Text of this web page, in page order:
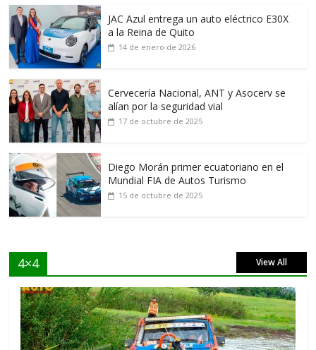
JAC Azul entrega un auto eléctrico E30X
a la Reina de Quito
14 de enero de 2026
Cervecería Nacional, ANT y Asocerv se
alían por la seguridad vial
17 de octubre de 2025
Diego Morán primer ecuatoriano en el
Mundial FIA de Autos Turismo
15 de octubre de 2025
4×4 View All